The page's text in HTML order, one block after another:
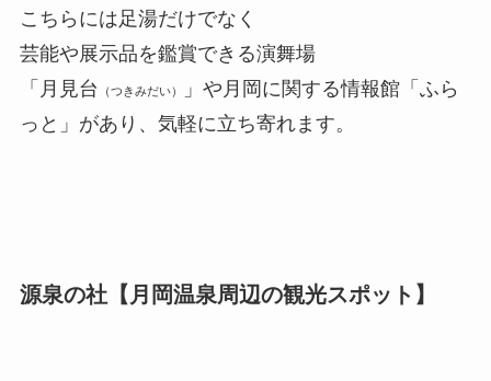
こちらには足湯だけでなく
芸能や展示品を鑑賞できる演舞場
「月見台
（つきみだい）
」や月岡に関する情報館「ふら
っと」があり、気軽に立ち寄れます。
源泉の社【月岡温泉周辺の観光スポット】